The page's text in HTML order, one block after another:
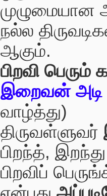
நல்ல
ஆகும்.
பிறவி
இறைவன் அடி
வாழ்த்து)
திருவள்ளுவர்
பிறந்த்,
பிறவிப்